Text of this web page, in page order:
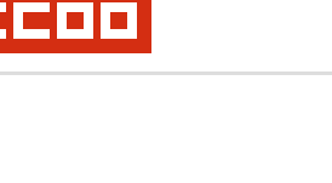
Tu sindicato
Documentación
Transparencia